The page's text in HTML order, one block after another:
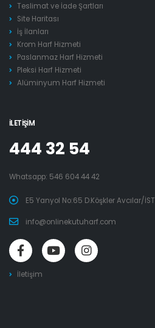
Teslimat ve İade Şartları
Site Haritası
İş İlanları
Krom Harf Hizmeti
Paslanmaz Harf Hizmeti
Pleksi Harf Hizmeti
Alüminyum Harf Hizmeti
İLETIŞIM
444 32 54
Whatsapp: 546 604 44 42
E5 Yanyol No:65 D.Köşkler Avcılar/İST
info@onlinekutuharf.com
İletişim